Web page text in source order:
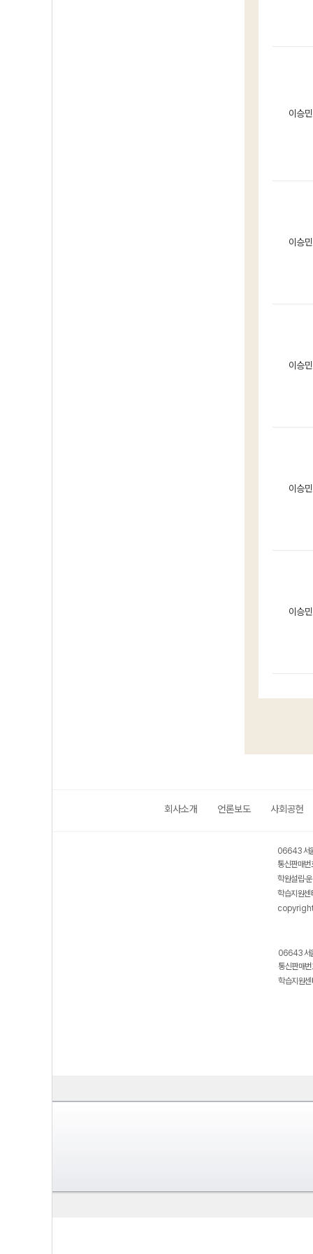
이승민
이승민
이승민
이승민
이승민
회사소개 언론보도 사회공헌
06643 서
통신판매
학원설립·
학습지원
06643 서
통신판매
학습지원